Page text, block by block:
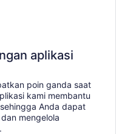
aplikasi
poin ganda saat
kami membantu
Anda dapat
mengelola